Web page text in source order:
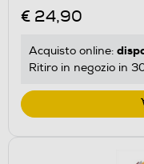
€ 24,90
Acquisto online:
Ritiro in negozio in